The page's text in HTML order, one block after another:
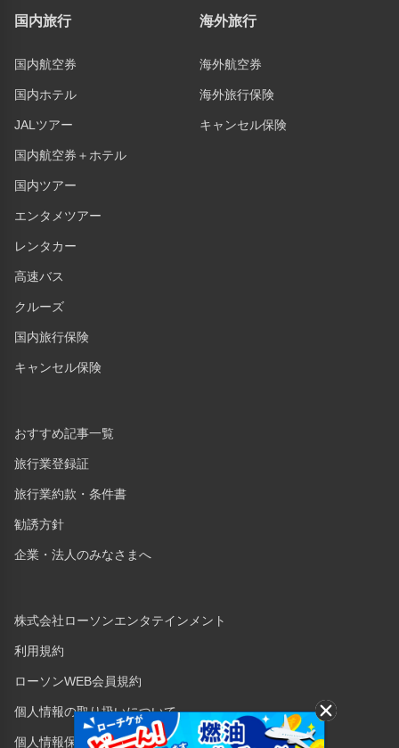
国内旅行
国内航空券
国内ホテル
JALツアー
国内航空券＋ホテル
国内ツアー
エンタメツアー
レンタカー
高速バス
クルーズ
国内旅行保険
キャンセル保険
海外旅行
海外航空券
海外旅行保険
キャンセル保険
おすすめ記事一覧
旅行業登録証
旅行業約款・条件書
勧誘方針
企業・法人のみなさまへ
株式会社ローソンエンタテインメント
利用規約
ローソンWEB会員規約
個人情報の取り扱いについて
個人情報保護方針